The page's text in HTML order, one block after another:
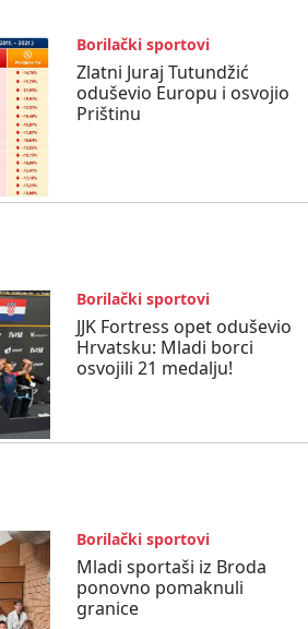
Borilački sportovi
Zlatni Juraj Tutundžić
oduševio Europu i osvojio
Prištinu
Borilački sportovi
JJK Fortress opet oduševio
Hrvatsku: Mladi borci
osvojili 21 medalju!
Borilački sportovi
Mladi sportaši iz Broda
ponovno pomaknuli
granice